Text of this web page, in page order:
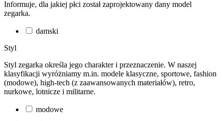
Informuje, dla jakiej płci został zaprojektowany dany model
zegarka.
damski
Styl
Styl zegarka określa jego charakter i przeznaczenie. W naszej
klasyfikacji wyróżniamy m.in. modele klasyczne, sportowe, fashion
(modowe), high-tech (z zaawansowanych materiałów), retro,
nurkowe, lotnicze i militarne.
modowe